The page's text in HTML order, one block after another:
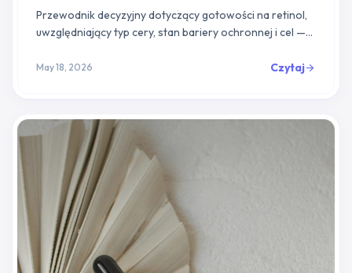
Przewodnik decyzyjny dotyczący gotowości na retinol,
uwzględniający typ cery, stan bariery ochronnej i cel —
odpowiedniego stężenia.
May 18, 2026 Czytajarrow_forward